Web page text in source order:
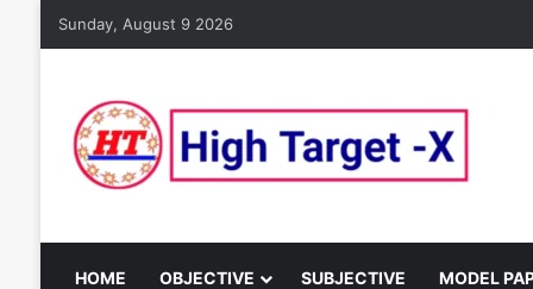
Sunday, August 9 2026
HOME OBJECTIVE SUBJECTIVE MODEL